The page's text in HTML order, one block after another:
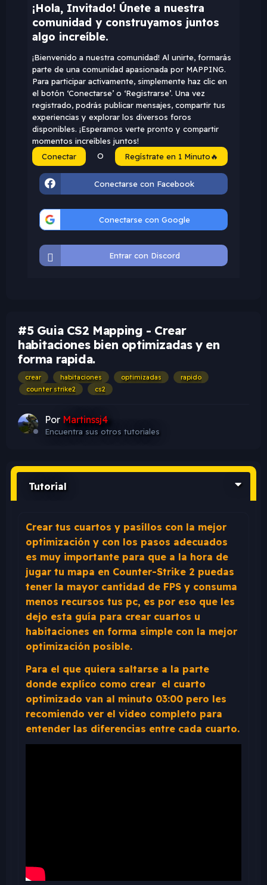
¡Hola, Invitado! Únete a nuestra
comunidad y construyamos juntos
algo increíble.
¡Bienvenido a nuestra comunidad! Al unirte, formarás
parte de una comunidad apasionada por MAPPING.
Para participar activamente, simplemente haz clic en
el botón ‘Conectarse’ o ‘Registrarse’. Una vez
registrado, podrás publicar mensajes, compartir tus
experiencias y explorar los diversos foros
disponibles. ¡Esperamos verte pronto y compartir
momentos increíbles juntos!
Conectar
O Regístrate en 1 Minuto🔥
Conectarse con Facebook
Conectarse con Google
Entrar con Discord
#5 Guia CS2 Mapping - Crear
habitaciones bien optimizadas y en
forma rapida.
crear habitaciones optimizadas
rapido
counter strike2
cs2
Por Martinssj4
Encuentra sus otros tutoriales
Tutorial
Crear tus cuartos y pasíllos con la mejor
optimización y con los pasos adecuados
es muy importante para que a la hora de
jugar tu mapa en Counter-Strike 2 puedas
tener la mayor cantidad de FPS y consuma
menos recursos tus pc, es por eso que les
dejo esta guía para crear cuartos u
habitaciones en forma simple con la mejor
optimización posible.
Para el que quiera saltarse a la parte
donde explíco como crear el cuarto
optimizado van al minuto 03:00 pero les
recomiendo ver el video completo para
entender las diferencias entre cada cuarto.